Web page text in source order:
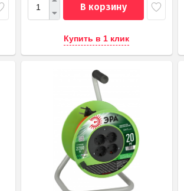
В корзину
Купить в 1 клик